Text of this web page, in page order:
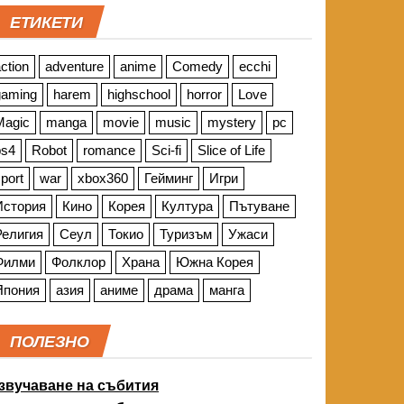
ЕТИКЕТИ
adventure anime Comedy
ecchi
harem highschool horror
Love
manga movie music mystery
pc
Robot romance Sci-fi
Slice of Life
war xbox360 Гейминг
Игри
Кино Корея Култура
Пътуване
Сеул Токио Туризъм
Ужаси
Фолклор Храна
Южна Корея
азия аниме драма манга
ПОЛЕЗНО
на събития